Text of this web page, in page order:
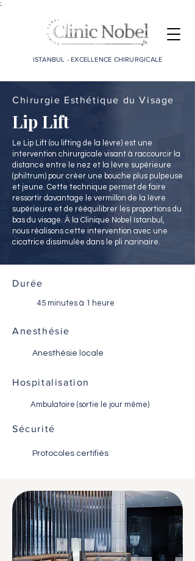
;
ISTANBUL - EXCELLENCE CHIRURGICALE
Chirurgie Esthétique du Visage
Lip Lift
Le Lip Lift (ou lifting de la lèvre) est une
intervention chirurgicale visant à raccourcir la
distance entre le nez et la lèvre supérieure
(philtrum) pour créer une bouche plus pulpeuse
et jeune. Cette technique permet de faire
ressortir davantage le vermillon de la lèvre
supérieure et de rééquilibrer les proportions du
bas du visage. À la Clinique Nobel Istanbul,
nous réalisons cette intervention avec une
cicatrice dissimulée dans le pli narinaire.
Durée
45 minutes à 1 heure
Anesthésie
Anesthésie locale
Hospitalisation
Ambulatoire (sortie le jour même)
Sécurité
Protocoles certifiés